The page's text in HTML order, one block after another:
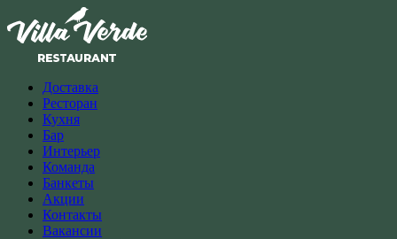
Доставка
Ресторан
Кухня
Бар
Интерьер
Команда
Банкеты
Акции
Контакты
Вакансии